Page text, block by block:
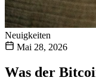
Neuigkeiten
Mai 28, 2026
Was der